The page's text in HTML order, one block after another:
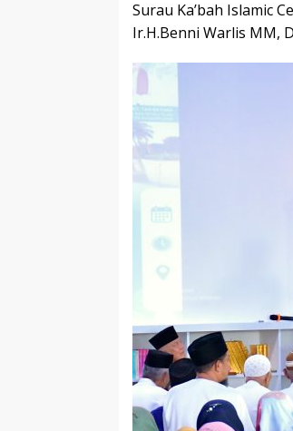
Surau Ka’bah Islamic
Ir.H.Benni Warlis MM,